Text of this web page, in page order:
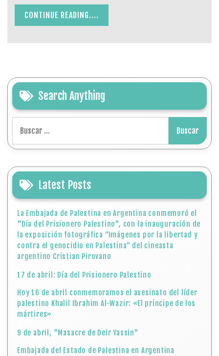
CONTINUE READING....
Search Anything
Latest Posts
La Embajada de Palestina en Argentina conmemoró el
"Día del Prisionero Palestino", con la inauguración de
la exposición fotográfica “Imágenes por la libertad y
contra el genocidio en Palestina” del cineasta
argentino Cristian Pirovano
17 de abril: Día del Prisionero Palestino
Hoy 16 de abril conmemoramos el asesinato del líder
palestino Khalil Ibrahim Al-Wazir: «El príncipe de los
mártires»
9 de abril, "Masacre de Deir Yassin"
Embajada del Estado de Palestina en Argentina